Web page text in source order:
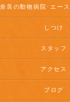
しつけ
スタッフ
アクセス
ブログ